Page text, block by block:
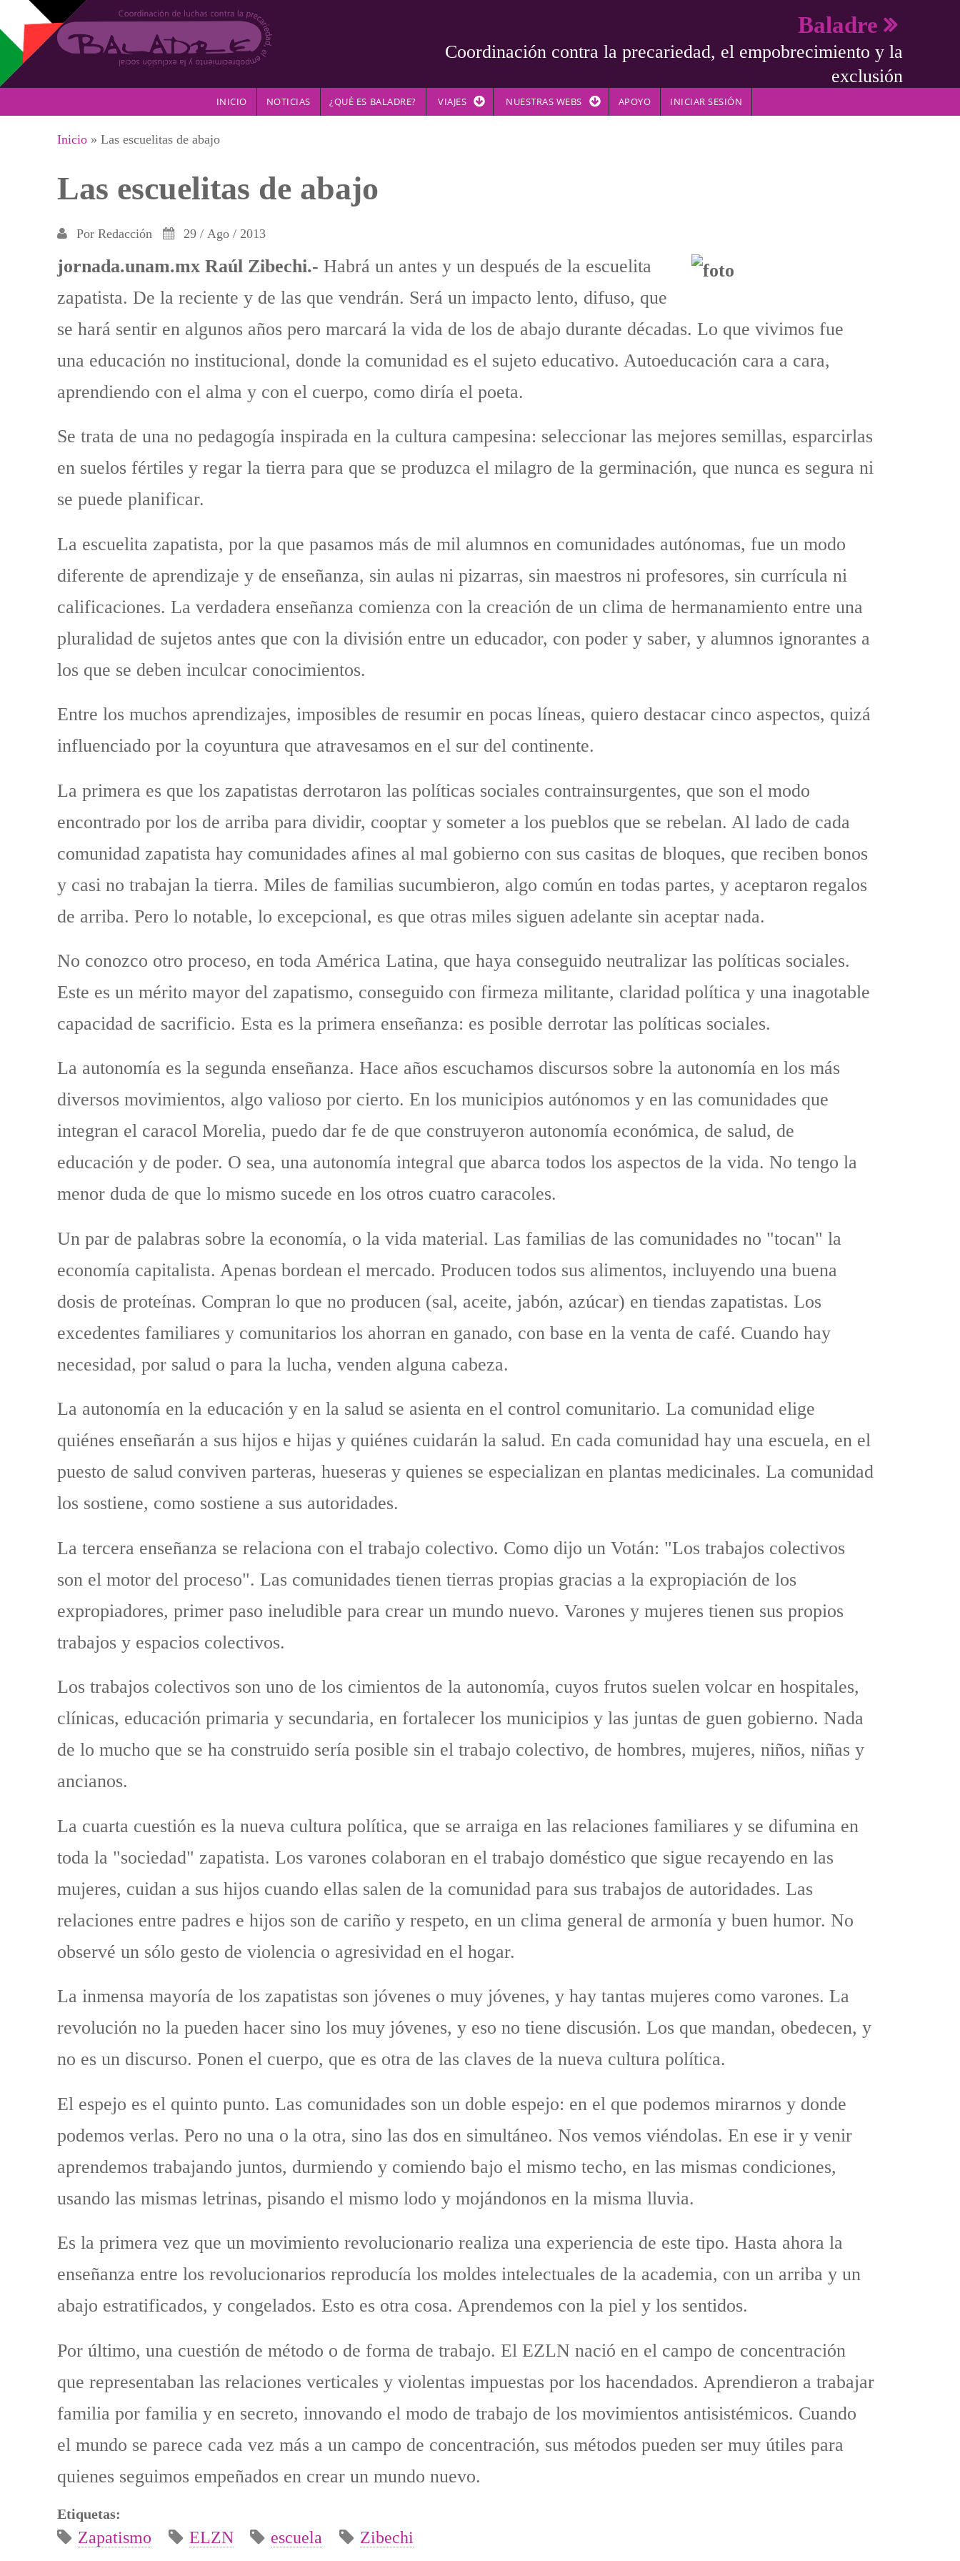
Pasar al contenido principal
Baladre
Coordinación contra la precariedad, el empobrecimiento y la
exclusión
INICIO NOTICIAS ¿QUÉ ES BALADRE? VIAJES NUESTRAS WEBS APOYO INICIAR SESIÓN
Se encuentra usted aquí
Inicio » Las escuelitas de abajo
Las escuelitas de abajo
Por Redacción 29 / Ago / 2013
jornada.unam.mx Raúl Zibechi.- Habrá un antes y un después de la escuelita
zapatista. De la reciente y de las que vendrán. Será un impacto lento, difuso, que
se hará sentir en algunos años pero marcará la vida de los de abajo durante décadas. Lo que vivimos fue
una educación no institucional, donde la comunidad es el sujeto educativo. Autoeducación cara a cara,
aprendiendo con el alma y con el cuerpo, como diría el poeta.
Se trata de una no pedagogía inspirada en la cultura campesina: seleccionar las mejores semillas, esparcirlas
en suelos fértiles y regar la tierra para que se produzca el milagro de la germinación, que nunca es segura ni
se puede planificar.
La escuelita zapatista, por la que pasamos más de mil alumnos en comunidades autónomas, fue un modo
diferente de aprendizaje y de enseñanza, sin aulas ni pizarras, sin maestros ni profesores, sin currícula ni
calificaciones. La verdadera enseñanza comienza con la creación de un clima de hermanamiento entre una
pluralidad de sujetos antes que con la división entre un educador, con poder y saber, y alumnos ignorantes a
los que se deben inculcar conocimientos.
Entre los muchos aprendizajes, imposibles de resumir en pocas líneas, quiero destacar cinco aspectos, quizá
influenciado por la coyuntura que atravesamos en el sur del continente.
La primera es que los zapatistas derrotaron las políticas sociales contrainsurgentes, que son el modo
encontrado por los de arriba para dividir, cooptar y someter a los pueblos que se rebelan. Al lado de cada
comunidad zapatista hay comunidades afines al mal gobierno con sus casitas de bloques, que reciben bonos
y casi no trabajan la tierra. Miles de familias sucumbieron, algo común en todas partes, y aceptaron regalos
de arriba. Pero lo notable, lo excepcional, es que otras miles siguen adelante sin aceptar nada.
No conozco otro proceso, en toda América Latina, que haya conseguido neutralizar las políticas sociales.
Este es un mérito mayor del zapatismo, conseguido con firmeza militante, claridad política y una inagotable
capacidad de sacrificio. Esta es la primera enseñanza: es posible derrotar las políticas sociales.
La autonomía es la segunda enseñanza. Hace años escuchamos discursos sobre la autonomía en los más
diversos movimientos, algo valioso por cierto. En los municipios autónomos y en las comunidades que
integran el caracol Morelia, puedo dar fe de que construyeron autonomía económica, de salud, de
educación y de poder. O sea, una autonomía integral que abarca todos los aspectos de la vida. No tengo la
menor duda de que lo mismo sucede en los otros cuatro caracoles.
Un par de palabras sobre la economía, o la vida material. Las familias de las comunidades no "tocan" la
economía capitalista. Apenas bordean el mercado. Producen todos sus alimentos, incluyendo una buena
dosis de proteínas. Compran lo que no producen (sal, aceite, jabón, azúcar) en tiendas zapatistas. Los
excedentes familiares y comunitarios los ahorran en ganado, con base en la venta de café. Cuando hay
necesidad, por salud o para la lucha, venden alguna cabeza.
La autonomía en la educación y en la salud se asienta en el control comunitario. La comunidad elige
quiénes enseñarán a sus hijos e hijas y quiénes cuidarán la salud. En cada comunidad hay una escuela, en el
puesto de salud conviven parteras, hueseras y quienes se especializan en plantas medicinales. La comunidad
los sostiene, como sostiene a sus autoridades.
La tercera enseñanza se relaciona con el trabajo colectivo. Como dijo un Votán: "Los trabajos colectivos
son el motor del proceso". Las comunidades tienen tierras propias gracias a la expropiación de los
expropiadores, primer paso ineludible para crear un mundo nuevo. Varones y mujeres tienen sus propios
trabajos y espacios colectivos.
Los trabajos colectivos son uno de los cimientos de la autonomía, cuyos frutos suelen volcar en hospitales,
clínicas, educación primaria y secundaria, en fortalecer los municipios y las juntas de guen gobierno. Nada
de lo mucho que se ha construido sería posible sin el trabajo colectivo, de hombres, mujeres, niños, niñas y
ancianos.
La cuarta cuestión es la nueva cultura política, que se arraiga en las relaciones familiares y se difumina en
toda la "sociedad" zapatista. Los varones colaboran en el trabajo doméstico que sigue recayendo en las
mujeres, cuidan a sus hijos cuando ellas salen de la comunidad para sus trabajos de autoridades. Las
relaciones entre padres e hijos son de cariño y respeto, en un clima general de armonía y buen humor. No
observé un sólo gesto de violencia o agresividad en el hogar.
La inmensa mayoría de los zapatistas son jóvenes o muy jóvenes, y hay tantas mujeres como varones. La
revolución no la pueden hacer sino los muy jóvenes, y eso no tiene discusión. Los que mandan, obedecen, y
no es un discurso. Ponen el cuerpo, que es otra de las claves de la nueva cultura política.
El espejo es el quinto punto. Las comunidades son un doble espejo: en el que podemos mirarnos y donde
podemos verlas. Pero no una o la otra, sino las dos en simultáneo. Nos vemos viéndolas. En ese ir y venir
aprendemos trabajando juntos, durmiendo y comiendo bajo el mismo techo, en las mismas condiciones,
usando las mismas letrinas, pisando el mismo lodo y mojándonos en la misma lluvia.
Es la primera vez que un movimiento revolucionario realiza una experiencia de este tipo. Hasta ahora la
enseñanza entre los revolucionarios reproducía los moldes intelectuales de la academia, con un arriba y un
abajo estratificados, y congelados. Esto es otra cosa. Aprendemos con la piel y los sentidos.
Por último, una cuestión de método o de forma de trabajo. El EZLN nació en el campo de concentración
que representaban las relaciones verticales y violentas impuestas por los hacendados. Aprendieron a trabajar
familia por familia y en secreto, innovando el modo de trabajo de los movimientos antisistémicos. Cuando
el mundo se parece cada vez más a un campo de concentración, sus métodos pueden ser muy útiles para
quienes seguimos empeñados en crear un mundo nuevo.
Etiquetas:
Zapatismo ELZN escuela Zibechi